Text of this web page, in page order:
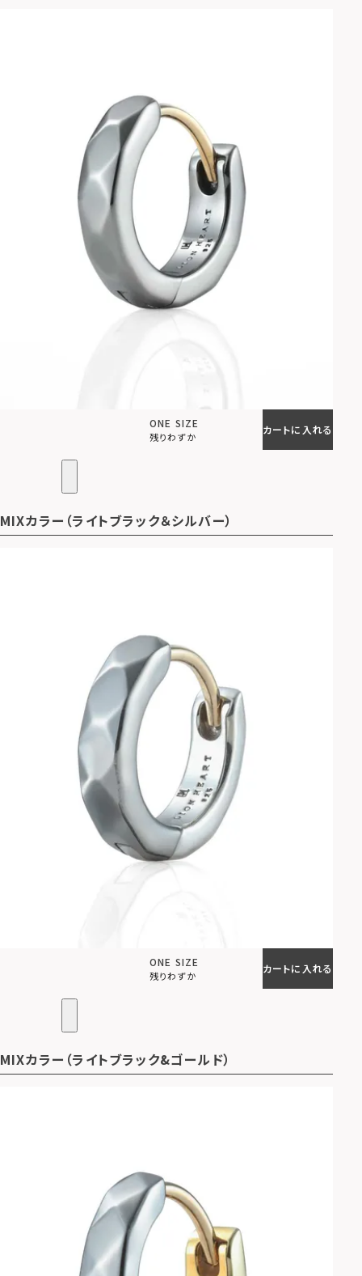
ONE SIZE
残りわずか
カートに入れる
MIXカラー（ライトブラック＆シルバー）
ONE SIZE
残りわずか
カートに入れる
MIXカラー（ライトブラック&ゴールド）